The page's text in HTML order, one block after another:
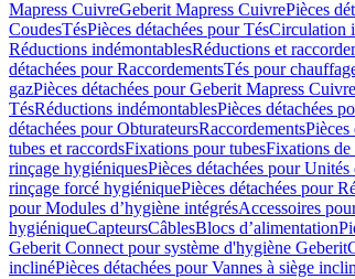
Mapress CuivreGeberit Mapress CuivrePièces
CoudesTésPièces détachées pour TésCirculation
Réductions indémontablesRéductions et
détachées pour RaccordementsTés pour
gazPièces détachées pour Geberit Mapress
TésRéductions indémontablesPièces détachées
détachées pour ObturateursRaccordementsPièces
tubes et raccordsFixations pour tubesFixations de
rinçage hygiéniquesPièces détachées pour
rinçage forcé hygiéniquePièces détachées pour
pour Modules d’hygiène intégrésAccessoires
hygiéniqueCapteursCâblesBlocs d’alimentation
Geberit Connect pour système d'hygiène Geberit
inclinéPièces détachées pour Vannes à siège